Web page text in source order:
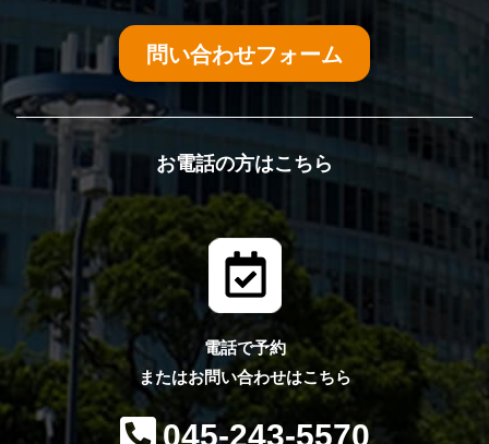
問い合わせフォーム
お電話の方はこちら
電話で予約
またはお問い合わせはこちら
045-243-5570